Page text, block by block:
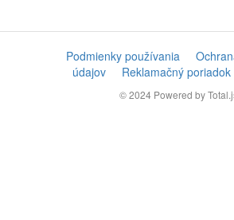
Podmienky používania
údajov
Reklamačný poriadok
© 2024 Powered by